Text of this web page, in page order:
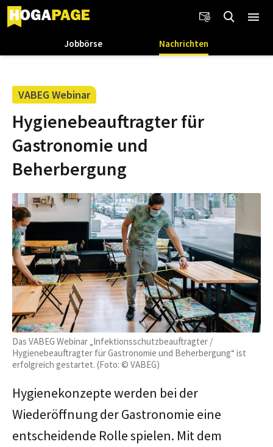
Jobbörse Nachrichten
VABEG Webinar
Hygienebeauftragter für
Gastronomie und
Beherbergung
Das VABEG Webinar „Infektionsschutzbeauftragter /
Hygienebeauftragter für Gastronomie und Beherbergung“ ist
erfolgreich gestartet. (Foto: © VABEG)
Hygienekonzepte werden bei der
Wiederöffnung der Gastronomie eine
entscheidende Rolle spielen. Mit dem